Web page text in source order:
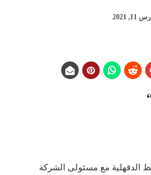
2021
الدقهلية مع مسئولى الشركة